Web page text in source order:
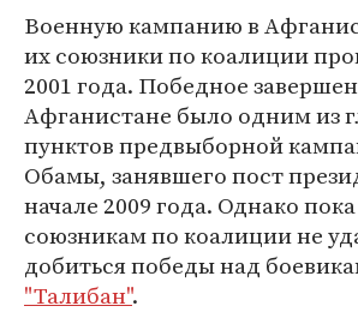
Военную кампанию в
их союзники по коалиции
2001 года. Победное
Афганистане было одним из
пунктов предвыборной
Обамы, занявшего пост
начале 2009 года. Однако
союзникам по коалиции не
добиться победы над
"Талибан".